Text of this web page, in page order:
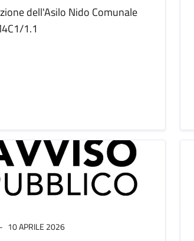
dell'Asilo Nido Comunale
1.1
10 APRILE 2026